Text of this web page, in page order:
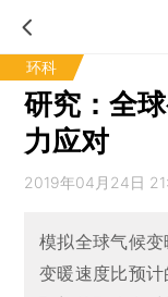
环科
研究：全
力应对
2019年04月24日
模拟全球气候
变暖速度比预